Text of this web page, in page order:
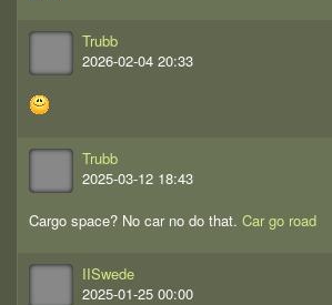
Trubb
2026-02-04 20:33
Trubb
2025-03-12 18:43
Cargo space? No car no do that. Car go road
IISwede
2025-01-25 00:00